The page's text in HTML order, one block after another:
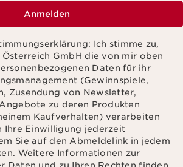
WEITERE
ZUM
FEUCHTIGKEIT
DER PFLEGE IHRER
ZU UNTERSTÜTZEN
Anmelden
Ich stimme zu,
Österreich GmbH die von mir oben
Daten für ihr
(Gewinnspiele,
Zusendung von Newsletter,
zu deren Produkten
Kaufverhalten) verarbeiten
Ihre Einwilligung jederzeit
Sie auf den Abmeldelink in jedem
Weitere Informationen zur